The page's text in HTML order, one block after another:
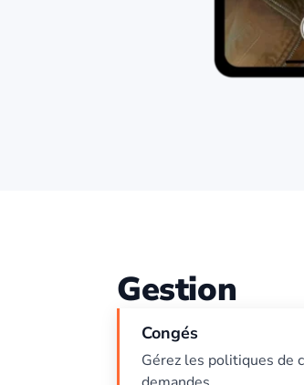
Gestion
Congés
Gérez les politiques de